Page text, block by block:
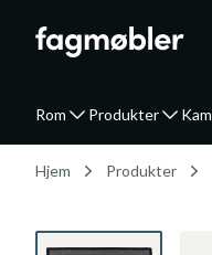
Rom Produkter
Hjem Produkter